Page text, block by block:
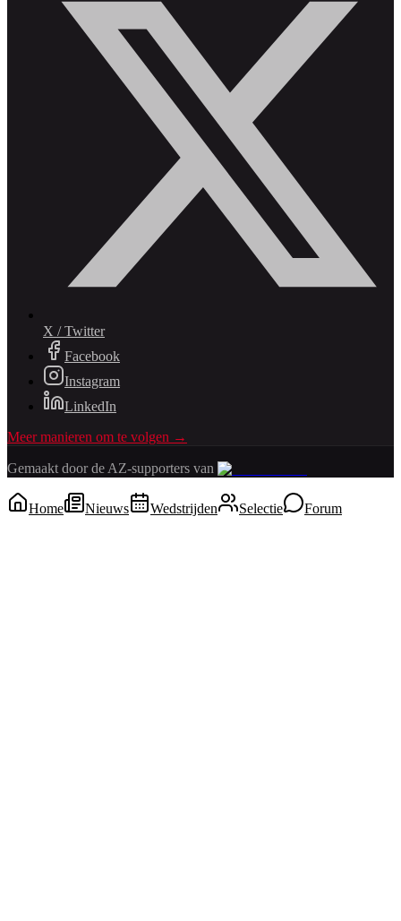
X / Twitter
Facebook
Instagram
LinkedIn
Meer manieren om te volgen →
Gemaakt door de AZ-supporters van
Home Nieuws Wedstrijden Selectie Forum